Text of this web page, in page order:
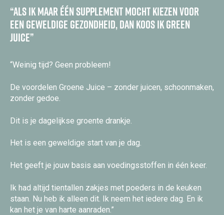
“Als ik maar één supplement mocht kiezen voor
een geweldige gezondheid, dan koos ik Green
Juice”
“Weinig tijd? Geen probleem!
De voordelen Groene Juice – zonder juicen, schoonmaken,
zonder gedoe.
Dit is je dagelijkse groente drankje.
Het is een geweldige start van je dag.
Het geeft je jouw basis aan voedingsstoffen in één keer.
Ik had altijd tientallen zakjes met poeders in de keuken
staan. Nu heb ik alleen dit. Ik neem het iedere dag. En ik
kan het je van harte aanraden.”